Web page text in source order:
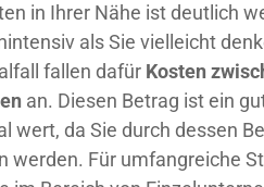
in Ihrer Nähe ist deutlich
als Sie vielleicht
fallen dafür Kosten
an. Diesen Betrag ist ein
wert, da Sie durch dessen
werden. Für umfangreiche